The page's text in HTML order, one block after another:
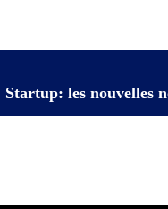
Startup: les nouvelles